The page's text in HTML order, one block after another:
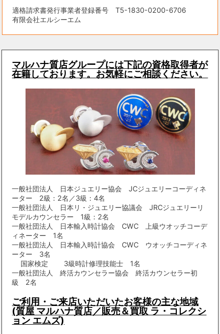
適格請求書発行事業者登録番号 T5-1830-0200-6706
有限会社エルシーエム
マルハナ質店グループには下記の資格取得者が
在籍しております。お気軽にご相談ください。
一般社団法人 日本ジュエリー協会 JCジュエリーコーディネ
ーター 2級：2名／3級：4名
一般社団法人 日本リ・ジュエリー協議会 JRCジュエリーリ
モデルカウンセラー 1級：2名
一般社団法人 日本輸入時計協会 CWC 上級ウオッチコーデ
ィネーター 1名
一般社団法人 日本輸入時計協会 CWC ウオッチコーディネ
ーター 3名
国家検定 3級時計修理技能士 1名
一般社団法人 終活カウンセラー協会 終活カウンセラー初
級 2名
ご利用・ご来店いただいたお客様の主な地域
(質屋 マルハナ質店／販売＆買取 ラ・コレクシ
ョン エムズ)